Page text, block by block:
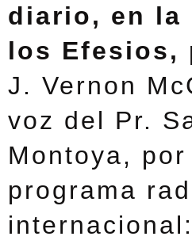
diario, en la
los Efesios,
J. Vernon
voz del Pr.
Montoya,
programa